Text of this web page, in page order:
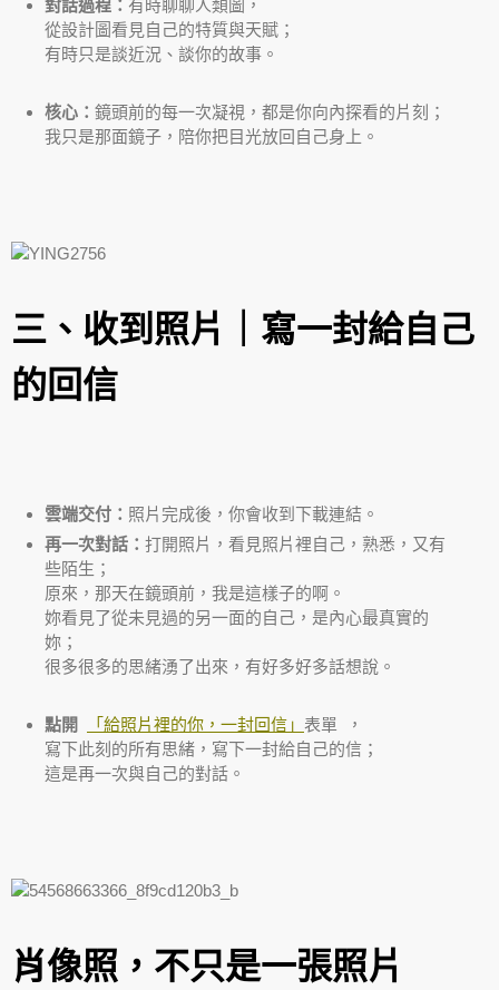
對話過程： 有時聊聊人類圖，
從設計圖看見自己的特質與天賦；
有時只是談近況、談你的故事。
核心： 鏡頭前的每一次凝視，都是你向內探看的片刻；
我只是那面鏡子，陪你把目光放回自己身上。
三、收到照片｜寫一封給自己
的回信
雲端交付： 照片完成後，你會收到下載連結。
再一次對話： 打開照片，看見照片裡自己，熟悉，又有
些陌生；
原來，那天在鏡頭前，我是這樣子的啊。
妳看見了從未見過的另一面的自己，是內心最真實的
妳；
很多很多的思緒湧了出來，有好多好多話想說。
點開 「給照片裡的你，一封回信」 表單 ，
寫下此刻的所有思緒，寫下一封給自己的信；
這是再一次與自己的對話。
肖像照，不只是一張照片